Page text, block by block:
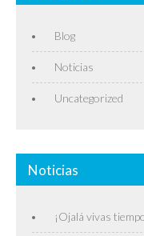
Blog
Noticias
Uncategorized
Noticias
¡Ojalá vivas